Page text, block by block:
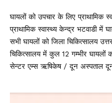
घायलों को उपचार के लिए प्राथामिक
प्राथामिक स्वास्थ्य केन्द्र भटवाडी में
सभी घायलों को जिला चिकित्सालय
चिकित्सालय में कुल 12 गम्भीर घायलों
सेन्टर एम्स ऋषिकेष / दून अस्पताल